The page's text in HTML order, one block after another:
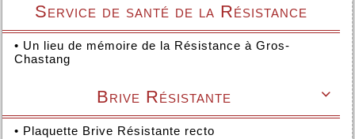
Service de santé de la Résistance
• Un lieu de mémoire de la Résistance à Gros-
Chastang

Brive Résistante
• Plaquette Brive Résistante recto